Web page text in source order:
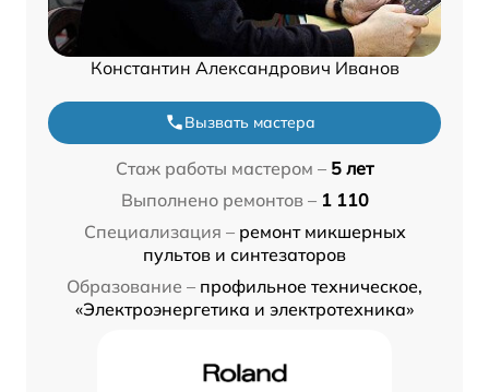
Константин Александрович Иванов
Вызвать мастера
Стаж работы мастером – 5 лет
Выполнено ремонтов – 1 110
Специализация – ремонт микшерных
пультов и синтезаторов
Образование – профильное техническое,
«Электроэнергетика и электротехника»